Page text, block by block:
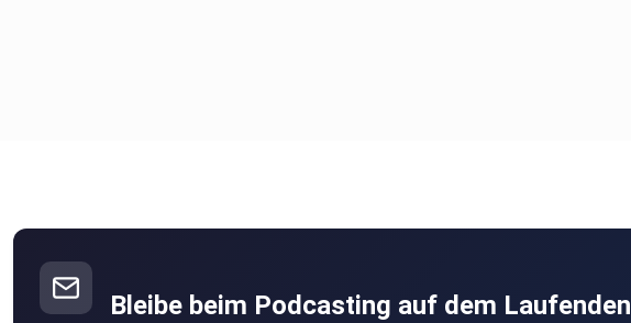
Bleibe beim Podcasting auf dem Laufenden